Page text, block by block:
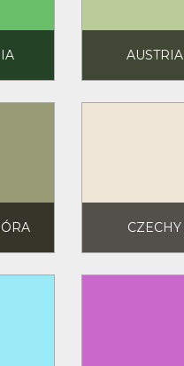
AUSTRIA
CZECHY